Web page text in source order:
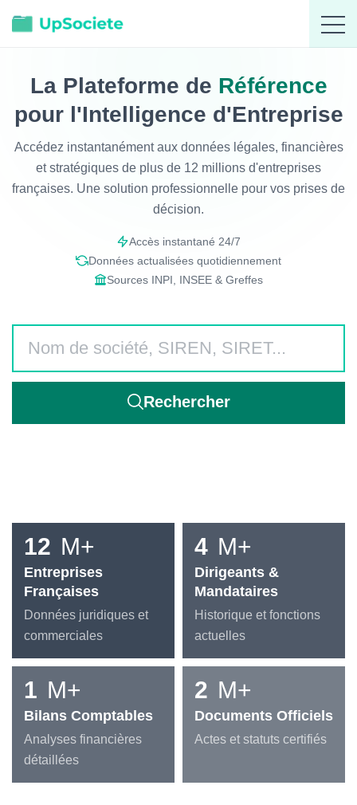
La Plateforme de Référence
pour l'Intelligence d'Entreprise
Accédez instantanément aux données légales, financières
et stratégiques de plus de 12 millions d'entreprises
françaises. Une solution professionnelle pour vos prises de
décision.
Accès instantané 24/7
Données actualisées quotidiennement
Sources INPI, INSEE & Greffes
Rechercher
12 M+
Entreprises
Françaises
Données juridiques et
commerciales
4 M+
Dirigeants &
Mandataires
Historique et fonctions
actuelles
1 M+
Bilans Comptables
Analyses financières
détaillées
2 M+
Documents Officiels
Actes et statuts certifiés